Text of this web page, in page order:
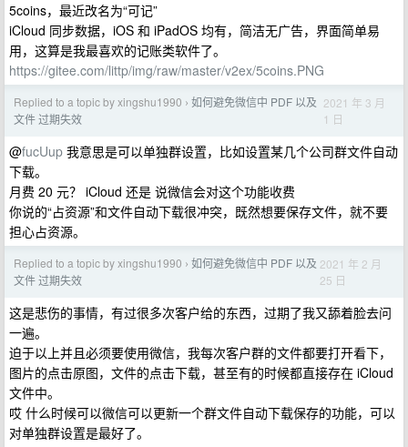
5coins，最近改名为“可记”
iCloud 同步数据，iOS 和 iPadOS 均有，简洁无广告，界面简单易
用，这算是我最喜欢的记账类软件了。
https://gitee.com/littp/img/raw/master/v2ex/5coins.PNG
Replied to a topic by xingshu1990 › 如何避免微信中 PDF 以及
文件 过期失效
2021 年 3 月
1 日
@fucUup 我意思是可以单独群设置，比如设置某几个公司群文件自动
下载。
月费 20 元？ iCloud 还是 说微信会对这个功能收费
你说的“占资源”和文件自动下载很冲突，既然想要保存文件，就不要
担心占资源。
Replied to a topic by xingshu1990 › 如何避免微信中 PDF 以及
文件 过期失效
2021 年 2 月
25 日
这是悲伤的事情，有过很多次客户给的东西，过期了我又舔着脸去问
一遍。
迫于以上并且必须要使用微信，我每次客户群的文件都要打开看下，
图片的点击原图，文件的点击下载，甚至有的时候都直接存在 iCloud
文件中。
哎 什么时候可以微信可以更新一个群文件自动下载保存的功能，可以
对单独群设置是最好了。